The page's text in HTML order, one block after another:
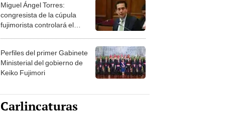
Miguel Ángel Torres:
congresista de la cúpula
fujimorista controlará el
Perfiles del primer Gabinete
Ministerial del gobierno de
Keiko Fujimori
Carlincaturas